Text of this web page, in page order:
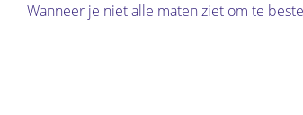
Wanneer je niet alle maten ziet om te